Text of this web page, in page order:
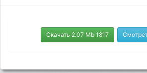
Скачать 2.07 Mb 1817